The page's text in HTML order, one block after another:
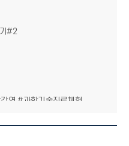
#2
연 #과학기술진로체험